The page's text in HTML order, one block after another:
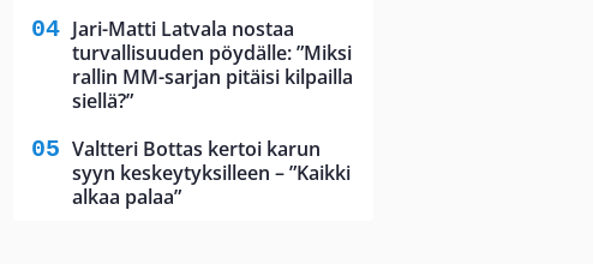
Jari-Matti Latvala nostaa
turvallisuuden pöydälle: ”Miksi
rallin MM-sarjan pitäisi kilpailla
siellä?”
Valtteri Bottas kertoi karun
syyn keskeytyksilleen – ”Kaikki
alkaa palaa”